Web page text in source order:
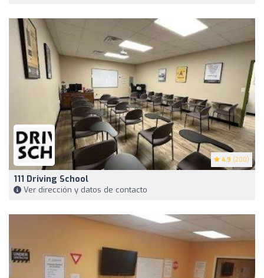
4.9 (200)
111 Driving School
Ver dirección y datos de contacto